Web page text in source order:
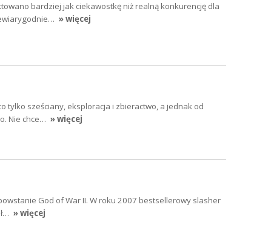
bardziej jak ciekawostkę niż realną konkurencję dla
» więcej
tylko sześciany, eksploracja i zbieractwo, a jednak od
Nie chce… » więcej
God of War II. W roku 2007 bestsellerowy slasher
» więcej